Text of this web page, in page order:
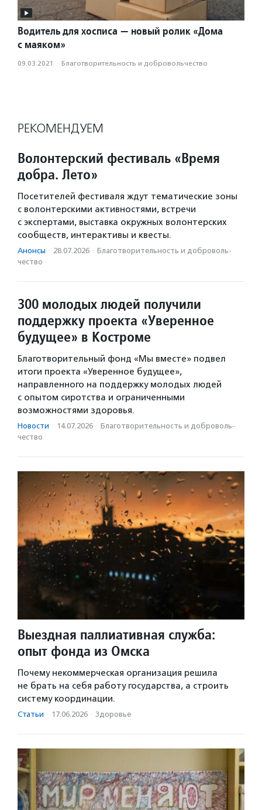
Водитель для хосписа — новый ролик «Дома
с маяком»
09.03.2021 · Благотвори­тель­ность и доброволь­чест­во
РЕКОМЕНДУЕМ
Волонтерский фестиваль «Время
добра. Лето»
Посетителей фестиваля ждут тематические зоны
с волонтерскими активностями, встречи
с экспертами, выставка окружных волонтерских
сообществ, интерактивы и квесты.
Анонсы · 28.07.2026 · Благотвори­тель­ность и доброволь­
чест­во
300 молодых людей получили
поддержку проекта «Уверенное
будущее» в Костроме
Благотворительный фонд «Мы вместе» подвел
итоги проекта «Уверенное будущее»,
направленного на поддержку молодых людей
с опытом сиротства и ограниченными
возможностями здоровья.
Новости · 14.07.2026 · Благотвори­тель­ность и доброволь­
чест­во
Выездная паллиативная служба:
опыт фонда из Омска
Почему некоммерческая организация решила
не брать на себя работу государства, а строить
систему координации.
Статьи · 17.06.2026 · Здоровье